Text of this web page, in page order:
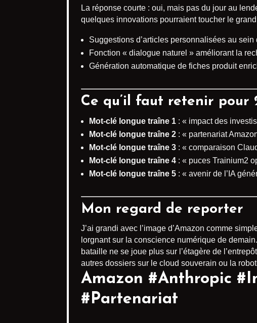
La réponse courte : oui, mais pas du jour au
quelques innovations pourraient toucher le
Suggestions d’articles personnalisées au
Fonction « dialogue naturel » améliorant la
Génération automatique de fiches produit
Ce qu’il faut retenir pour
Mot-clé longue traîne 1 : « impact des
Mot-clé longue traîne 2 : « partenariat
Mot-clé longue traîne 3 : « comparaison
Mot-clé longue traîne 4 : « puces Trainium2
Mot-clé longue traîne 5 : « avenir de l’IA
Mon regard de reporter
J’ai grandi avec l’image d’Amazon comme
lorgnant sur la conscience numérique de
bataille ne se joue plus sur l’étagère de
autres dossiers sur le cloud souverain ou la
Amazon #Anthropic
#Partenariat